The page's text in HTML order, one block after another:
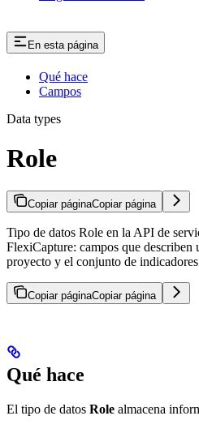
En esta página
Qué hace
Campos
Data types
Role
Copiar páginaCopiar página
Tipo de datos Role en la API de
FlexiCapture: campos que describen
proyecto y el conjunto de
Copiar páginaCopiar página
Qué hace
El tipo de datos Role almacena